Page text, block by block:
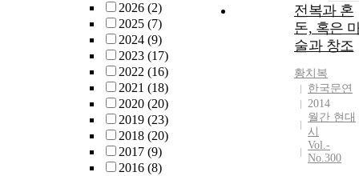
2026 (2)
2025 (7)
2024 (9)
2023 (17)
2022 (16)
2021 (18)
2020 (20)
2019 (23)
2018 (20)
2017 (9)
2016 (8)
전복과 혼
돈, 혹은
술과 창조
황치복
한국문연
2014
월간 현대
시
Vol.-
No.300